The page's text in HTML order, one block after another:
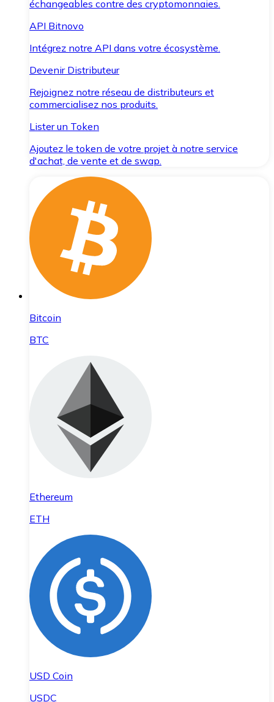
échangeables contre des cryptomonnaies.
API Bitnovo
Intégrez notre API dans votre écosystème.
Devenir Distributeur
Rejoignez notre réseau de distributeurs et
commercialisez nos produits.
Lister un Token
Ajoutez le token de votre projet à notre service
d'achat, de vente et de swap.
Bitcoin
BTC
Ethereum
ETH
USD Coin
USDC